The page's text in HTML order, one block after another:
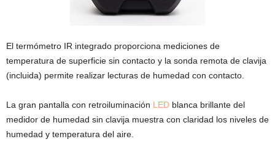
El termómetro IR integrado proporciona mediciones de
temperatura de superficie sin contacto y la sonda remota de clavija
(incluida) permite realizar lecturas de humedad con contacto.
La gran pantalla con retroiluminación LED blanca brillante del
medidor de humedad sin clavija muestra con claridad los niveles de
humedad y temperatura del aire.